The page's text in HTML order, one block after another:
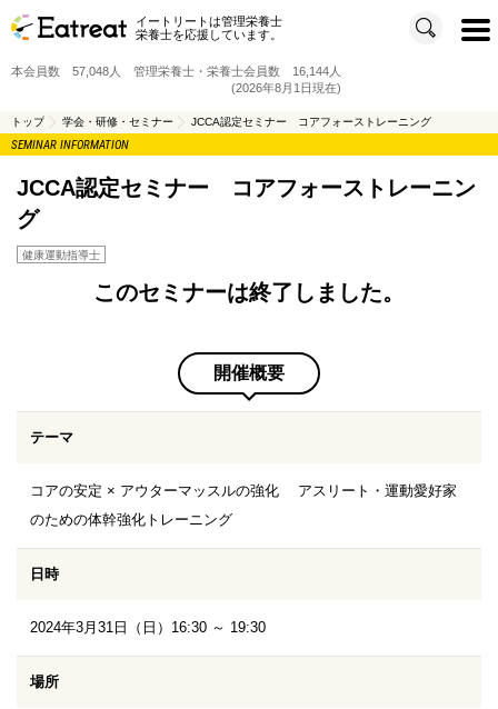
イートリートは管理栄養士
栄養士を応援しています。
t
o
i
a
本会員数 57,048人 管理栄養士・栄養士会員数 16,144人
(2026年8月1日現在)
トップ 学会・研修・セミナー JCCA認定セミナー コアフォーストレーニング
SEMINAR INFORMATION
JCCA認定セミナー コアフォーストレーニン
グ
健康運動指導士
このセミナーは終了しました。
開催概要
テーマ
コアの安定 × アウターマッスルの強化 アスリート・運動愛好家
のための体幹強化トレーニング
日時
2024年3月31日（日）16:30 ～ 19:30
場所